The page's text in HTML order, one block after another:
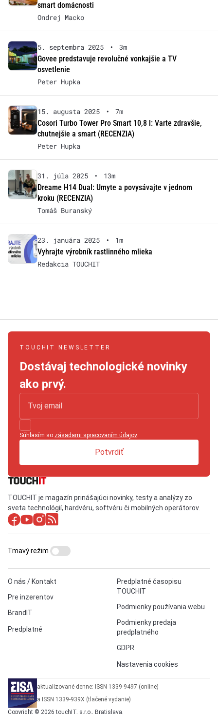
smart domácnosti
Ondrej Macko
5. septembra 2025 •
3m
Govee predstavuje revolučné vonkajšie a TV
osvetlenie
Peter Hupka
15. augusta 2025 •
7m
Cosori Turbo Tower Pro Smart 10,8 l: Varte zdravšie,
chutnejšie a smart (RECENZIA)
Peter Hupka
31. júla 2025 •
13m
Dreame H14 Dual: Umyte a povysávajte v jednom
kroku (RECENZIA)
Tomáš Buranský
23. januára 2025 •
1m
Vyhrajte výrobník rastlinného mlieka
Redakcia TOUCHIT
TOUCHIT NEWSLETTER
Dostávaj technologické novinky
ako prvý.
Súhlasím so zásadami spracovaním údajov.
Potvrdiť
TOUCHIT je magazín prinášajúci novinky, testy a analýzy zo
sveta technológií, hardvéru, softvéru či mobilných operátorov.
O nás / Kontakt
Pre inzerentov
BrandIT
Predplatné
Predplatné časopisu
TOUCHIT
Podmienky používania webu
Podmienky predaja
predplatného
GDPR
Nastavenia cookies
Tmavý režim
aktualizované denne: ISSN 1339-9497 (online)
a ISSN 1339-939X (tlačené vydanie)
Copyright © 2026 touchIT, s.r.o., Bratislava.